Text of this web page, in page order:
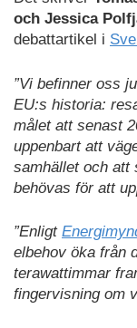
och Jessica
debattartikel i
”Vi befinner oss
EU:s historia:
målet att senast
uppenbart att
samhället och att
behövas för att
”Enligt
elbehov öka från
terawattimmar
fingervisning om